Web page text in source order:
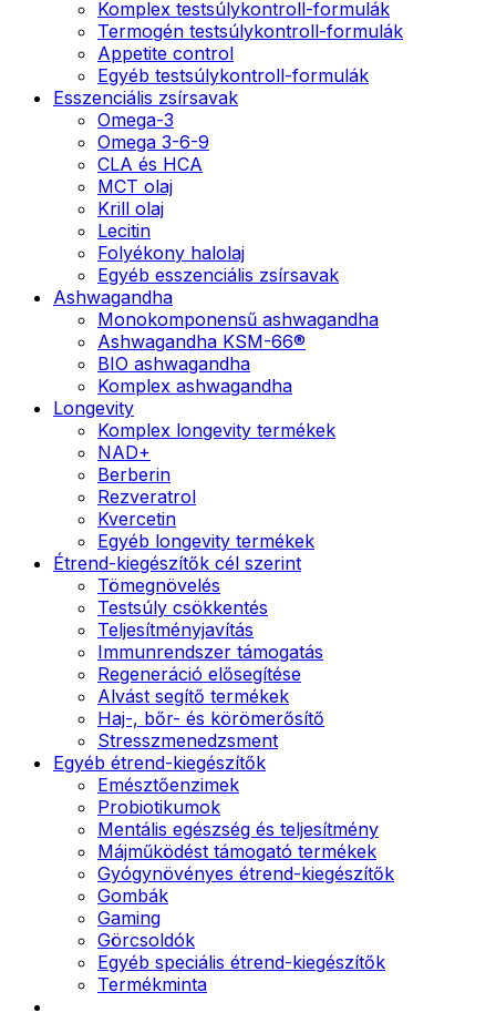
Komplex testsúlykontroll-formulák
Termogén testsúlykontroll-formulák
Appetite control
Egyéb testsúlykontroll-formulák
Esszenciális zsírsavak
Omega-3
Omega 3-6-9
CLA és HCA
MCT olaj
Krill olaj
Lecitin
Folyékony halolaj
Egyéb esszenciális zsírsavak
Ashwagandha
Monokomponensű ashwagandha
Ashwagandha KSM-66®
BIO ashwagandha
Komplex ashwagandha
Longevity
Komplex longevity termékek
NAD+
Berberin
Rezveratrol
Kvercetin
Egyéb longevity termékek
Étrend-kiegészítők cél szerint
Tömegnövelés
Testsúly csökkentés
Teljesítményjavítás
Immunrendszer támogatás
Regeneráció elősegítése
Alvást segítő termékek
Haj-, bőr- és körömerősítő
Stresszmenedzsment
Egyéb étrend-kiegészítők
Emésztőenzimek
Probiotikumok
Mentális egészség és teljesítmény
Májműködést támogató termékek
Gyógynövényes étrend-kiegészítők
Gombák
Gaming
Görcsoldók
Egyéb speciális étrend-kiegészítők
Termékminta